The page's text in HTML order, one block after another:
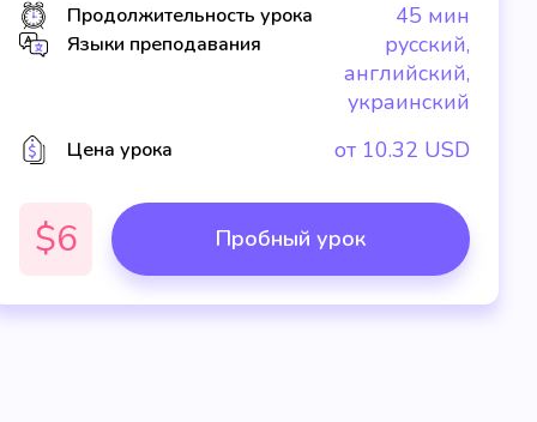
Продолжительность урока 45 мин
Языки преподавания
русский,
английский,
украинский
Цена урока от 10.32 USD
$6 Пробный урок